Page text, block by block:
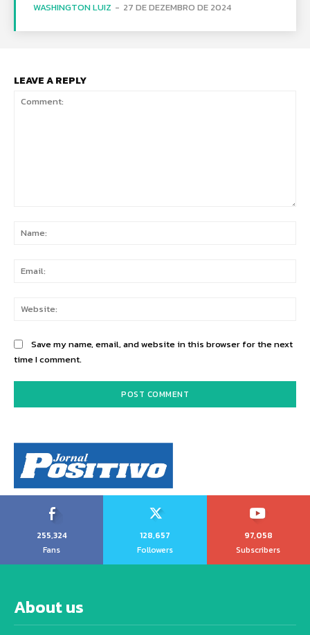
WASHINGTON LUIZ - 27 DE DEZEMBRO DE 2024
LEAVE A REPLY
Save my name, email, and website in this browser for the next
time I comment.
255,324
Fans
128,657
Followers
97,058
Subscribers
About us